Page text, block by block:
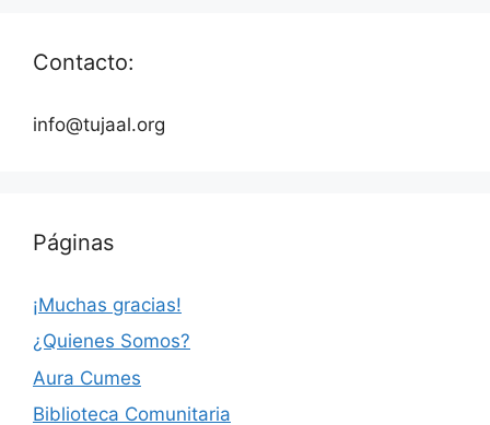
Contacto:
info@tujaal.org
Páginas
¡Muchas gracias!
¿Quienes Somos?
Aura Cumes
Biblioteca Comunitaria